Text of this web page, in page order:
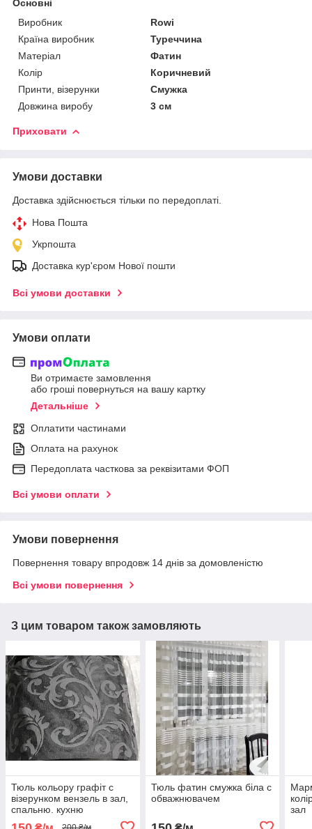
Основні
Виробник
Rowi
Країна виробник
Туреччина
Матеріал
Фатин
Колір
Коричневий
Принти, візерунки
Смужка
Довжина виробу
3 см
Приховати
Умови доставки
Доставка здійснюється тільки по передоплаті.
Нова Пошта
Укрпошта
Доставка кур'єром Нової пошти
Всі умови доставки
Умови оплати
Ви отримаєте замовлення
або гроші повернуться на вашу картку
Детальніше
Оплатити частинами
Оплата на рахунок
Передоплата часткова за реквізитами ФОП
Всі умови оплати
Умови повернення
Повернення товару впродовж 14 днів за домовленістю
Всі умови повернення
З цим товаром також замовляють
Тюль кольору графіт с
візерунком вензель в зал,
спальню. кухню
Тюль фатин смужка біла с
обважнювачем
зал